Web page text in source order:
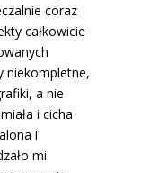
coraz
całkowicie
niekompletne,
a nie
i cicha
i
mi